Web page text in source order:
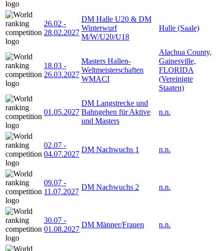
26.02 -
28.02.2027
DM Halle U20 & DM
Winterwurf
M/W/U20/U18
Halle (Saale)
18.03 -
26.03.2027
Masters Hallen-
Weltmeisterschaften
WMACI
Alachua County,
Gainesville,
FLORIDA
(Vereinigte
Staaten)
01.05.2027
DM Langstrecke und
Bahngehen für Aktive
und Masters
n.n.
02.07 -
04.07.2027
DM Nachwuchs 1 n.n.
09.07 -
11.07.2027
DM Nachwuchs 2 n.n.
30.07 -
01.08.2027
DM Männer/Frauen n.n.